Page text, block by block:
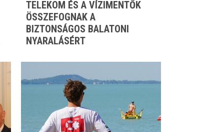
TELEKOM ÉS A VÍZIMENTŐK
ÖSSZEFOGNAK A
BIZTONSÁGOS BALATONI
NYARALÁSÉRT